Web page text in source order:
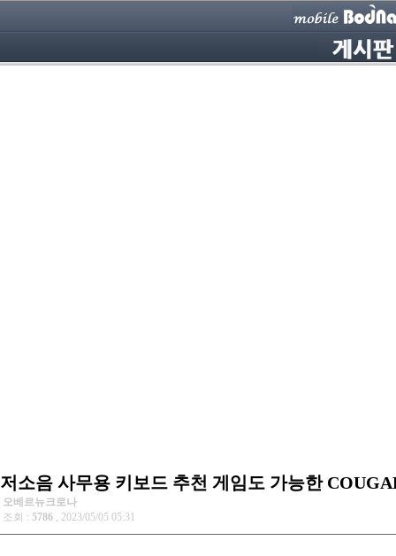
저소음 사무용 키보드 추천 게임도 가능한
오베르뉴크로나
조회 : 5786 , 2023/05/05 05:31